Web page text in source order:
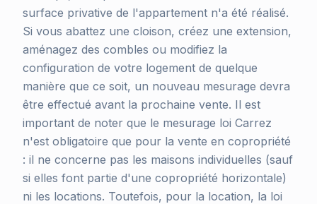
surface privative de l'appartement n'a été réalisé.
Si vous abattez une cloison, créez une extension,
aménagez des combles ou modifiez la
configuration de votre logement de quelque
manière que ce soit, un nouveau mesurage devra
être effectué avant la prochaine vente. Il est
important de noter que le mesurage loi Carrez
n'est obligatoire que pour la vente en copropriété
: il ne concerne pas les maisons individuelles (sauf
si elles font partie d'une copropriété horizontale)
ni les locations. Toutefois, pour la location, la loi